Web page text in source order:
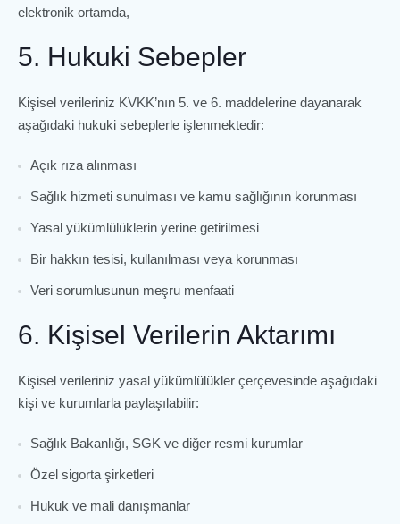
elektronik ortamda,
5. Hukuki Sebepler
Kişisel verileriniz KVKK’nın 5. ve 6. maddelerine dayanarak
aşağıdaki hukuki sebeplerle işlenmektedir:
Açık rıza alınması
Sağlık hizmeti sunulması ve kamu sağlığının korunması
Yasal yükümlülüklerin yerine getirilmesi
Bir hakkın tesisi, kullanılması veya korunması
Veri sorumlusunun meşru menfaati
6. Kişisel Verilerin Aktarımı
Kişisel verileriniz yasal yükümlülükler çerçevesinde aşağıdaki
kişi ve kurumlarla paylaşılabilir:
Sağlık Bakanlığı, SGK ve diğer resmi kurumlar
Özel sigorta şirketleri
Hukuk ve mali danışmanlar